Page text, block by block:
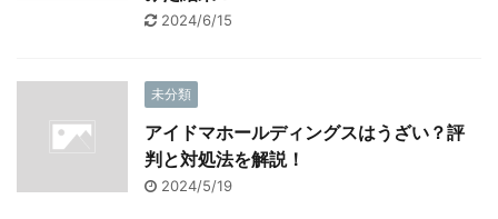
2024/6/15
未分類
アイドマホールディングスはうざい？評
判と対処法を解説！
2024/5/19